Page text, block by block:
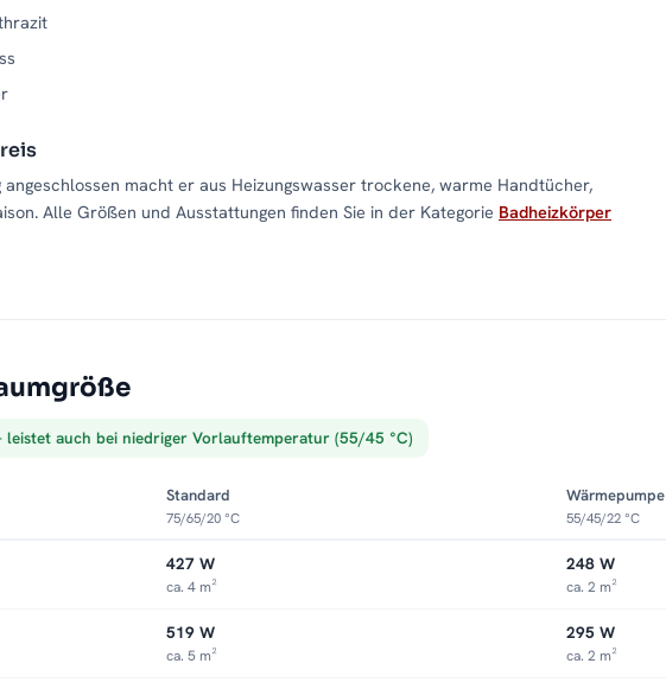
macht er aus Heizungswasser trockene, warme Handtücher,
Alle Größen und Ausstattungen finden Sie in der Kategorie Badheizkörper
leistet auch bei niedriger Vorlauftemperatur (55/45 °C)
Standard
75/65/20 °C
Wärmepumpe
55/45/22 °C
427 W
ca. 4 m²
248 W
ca. 2 m²
519 W
ca. 5 m²
295 W
ca. 2 m²